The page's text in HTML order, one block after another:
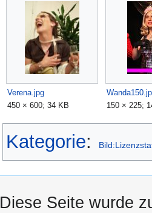
Verena.jpg
450 × 600; 34 KB
150 × 225;
Kategorie:
Diese Seite wurde